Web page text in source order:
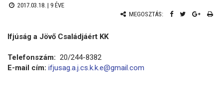
2017.03.18. | 9 ÉVE
MEGOSZTÁS:
Ifjúság a Jövő Családjáért KK
Telefonszám: 20/244-8382
E-mail cím: ifjusag.a.j.cs.k.k.e@gmail.com